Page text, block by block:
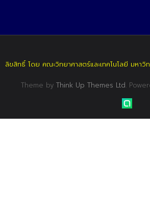
ลิขสิทธิ์ โดย คณะวิทยาศาสตร์และเทคโนโลยี มหา
Theme by Think Up Themes Ltd.